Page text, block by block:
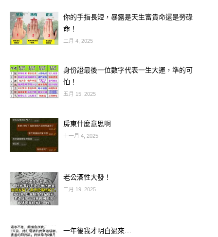
照片在網路上瘋傳，畫面讓人鼻酸——
只見一位穿著單薄的爸爸和年紀很小的
緊靠在一起取暖。爸爸眼神雖然疲憊，
卻透著滿滿的溫柔；小女孩則安靜地縮
偶。
你的手指長短，暴露是天生富貴命還是勞碌
命！
二月 4, 2025
身份證最後一位數字代表一生大運，準的可
怕！
五月 15, 2025
房東什麼意思啊
十一月 4, 2025
老公酒性大發！
二月 19, 2025
一年後我才明白過來…